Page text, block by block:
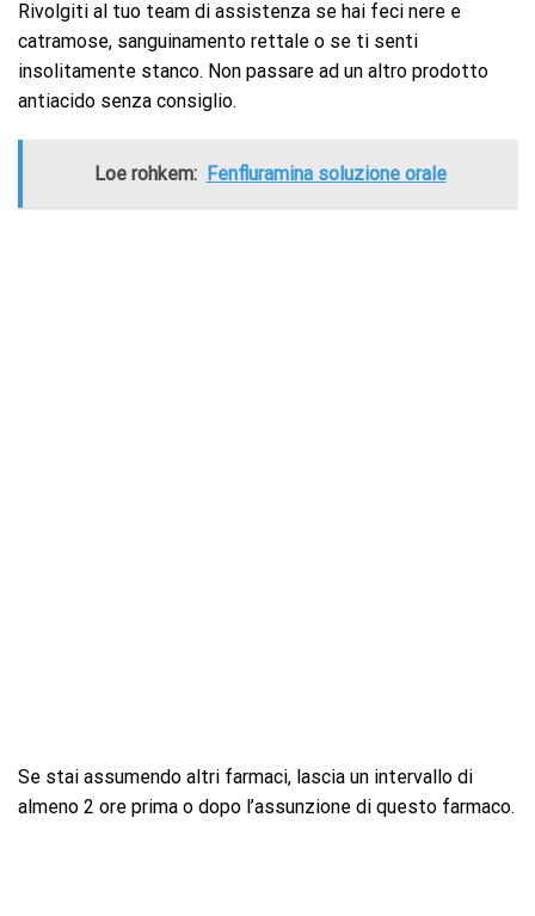
Rivolgiti al tuo team di assistenza se hai feci nere e
catramose, sanguinamento rettale o se ti senti
insolitamente stanco. Non passare ad un altro prodotto
antiacido senza consiglio.
Loe rohkem: Fenfluramina soluzione orale
Se stai assumendo altri farmaci, lascia un intervallo di
almeno 2 ore prima o dopo l’assunzione di questo farmaco.